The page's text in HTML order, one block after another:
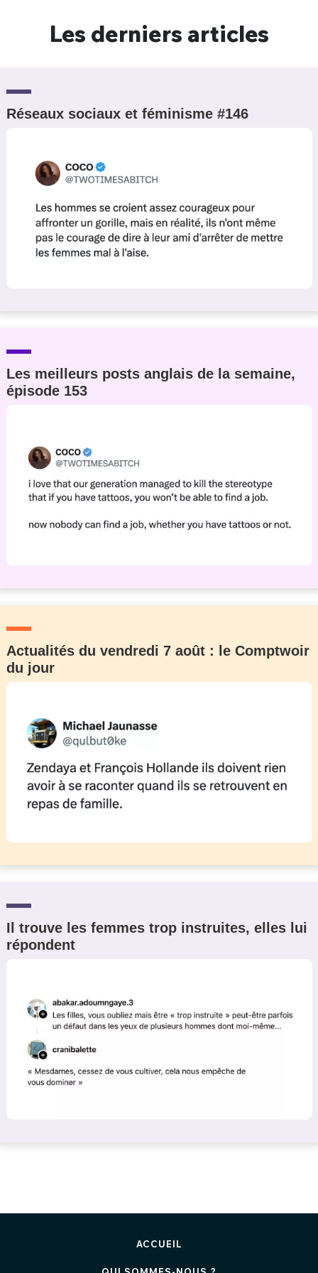
Les derniers articles
Réseaux sociaux et féminisme #146
Les meilleurs posts anglais de la semaine,
épisode 153
Actualités du vendredi 7 août : le Comptwoir
du jour
Il trouve les femmes trop instruites, elles lui
répondent
ACCUEIL
Un Thread